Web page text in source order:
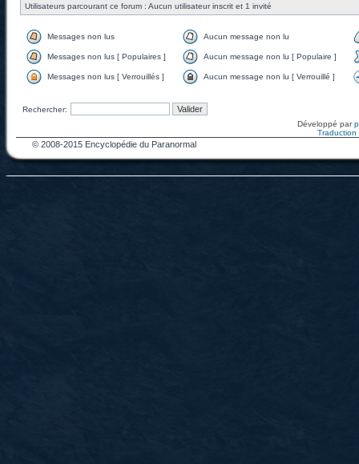
Utilisateurs parcourant ce forum : Aucun utilisateur inscrit et 1 invité
Messages non lus Aucun message non lu
Messages non lus [ Populaires ] Aucun message non lu [ Populaire ]
Messages non lus [ Verrouillés ] Aucun message non lu [ Verrouillé ]
Rechercher:
Développé par
Traduction
© 2008-2015 Encyclopédie du Paranormal